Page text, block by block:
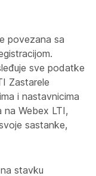
povezana sa
sve podatke
Zastarele
i nastavnicima
na Webex LTI,
sastanke,
stavku